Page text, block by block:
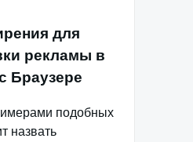
для
рекламы в
Браузере
подобных
назвать